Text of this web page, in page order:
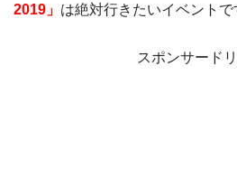
2019」 は絶対行きたいイベントで
スポンサード